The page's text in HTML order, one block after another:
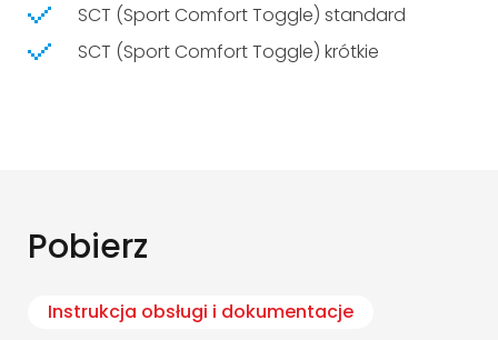
SCT (Sport Comfort Toggle) standard
SCT (Sport Comfort Toggle) krótkie
Pobierz
Instrukcja obsługi i dokumentacje